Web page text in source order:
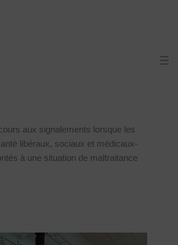
aux signalements lorsque les
libéraux, sociaux et médicaux-
à une situation de maltraitance